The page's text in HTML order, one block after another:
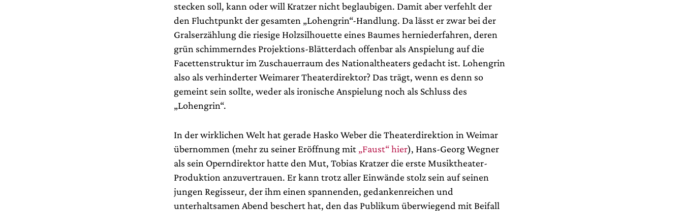
stecken soll, kann oder will Kratzer nicht beglaubigen. Damit aber verfehlt der
den Fluchtpunkt der gesamten „Lohengrin“-Handlung. Da lässt er zwar bei der
Gralserzählung die riesige Holzsilhouette eines Baumes herniederfahren, deren
grün schimmerndes Projektions-Blätterdach offenbar als Anspielung auf die
Facettenstruktur im Zuschauerraum des Nationaltheaters gedacht ist. Lohengrin
also als verhinderter Weimarer Theaterdirektor? Das trägt, wenn es denn so
gemeint sein sollte, weder als ironische Anspielung noch als Schluss des
„Lohengrin“.
In der wirklichen Welt hat gerade Hasko Weber die Theaterdirektion in Weimar
übernommen (mehr zu seiner Eröffnung mit „Faust“ hier), Hans-Georg Wegner
als sein Operndirektor hatte den Mut, Tobias Kratzer die erste Musiktheater-
Produktion anzuvertrauen. Er kann trotz aller Einwände stolz sein auf seinen
jungen Regisseur, der ihm einen spannenden, gedankenreichen und
unterhaltsamen Abend beschert hat, den das Publikum überwiegend mit Beifall